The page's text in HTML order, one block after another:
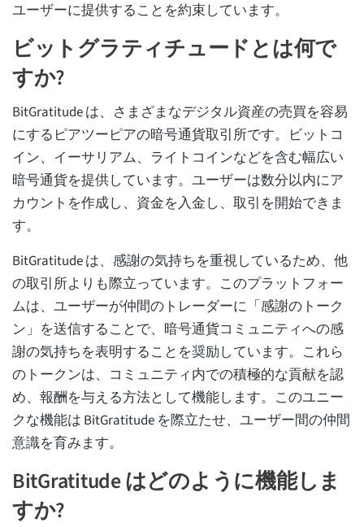
ユーザーに提供することを約束しています。
ビットグラティチュードとは何で
すか?
BitGratitude は、さまざまなデジタル資産の売買を容易
にするピアツーピアの暗号通貨取引所です。ビットコ
イン、イーサリアム、ライトコインなどを含む幅広い
暗号通貨を提供しています。ユーザーは数分以内にア
カウントを作成し、資金を入金し、取引を開始できま
す。
BitGratitude は、感謝の気持ちを重視しているため、他
の取引所よりも際立っています。このプラットフォー
ムは、ユーザーが仲間のトレーダーに「感謝のトーク
ン」を送信することで、暗号通貨コミュニティへの感
謝の気持ちを表明することを奨励しています。これら
のトークンは、コミュニティ内での積極的な貢献を認
め、報酬を与える方法として機能します。このユニー
クな機能は BitGratitude を際立たせ、ユーザー間の仲間
意識を育みます。
BitGratitude はどのように機能しま
すか?